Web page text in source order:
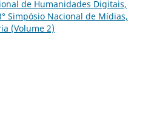
de Humanidades Digitais,
Simpósio Nacional de Mídias,
(Volume 2)